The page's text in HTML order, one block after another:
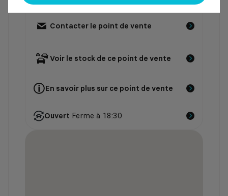
Contacter le point de vente
Voir le stock de ce point de vente
En savoir plus sur ce point de vente
Ouvert Ferme à 18:30